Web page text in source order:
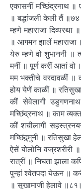
एकासनीं मच्छिंद्रनाथ ॥
॥ बद्धांजली केली तैं
म्हणे महाराजा
॥ आगमन झालें
येरु म्हणे वो शुभाननी ॥
मनीं ॥ पूर्ण करीं आतां वो
मम भक्तीचे वरदावळीं ॥
होय येणें काळीं ॥
कीं सेवेलागी
मच्छिंद्रनाथ ॥ काम
कीं शचीलागीं
मच्छिंद्र्मुनी ॥ रतिसुखा
ऐसें बोलोनि वज्रशरीरी
रात्रीं ॥ निघता झाला
पुन्हां श्वेतपदा येऊन ॥
॥ सुखामाजी हेलावे